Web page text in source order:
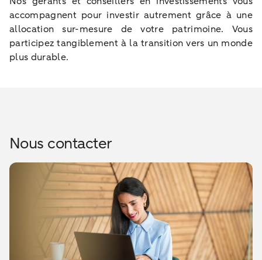
accompagnent pour investir autrement grâce à une
allocation sur-mesure de votre patrimoine. Vous
participez tangiblement à la transition vers un monde
plus durable.
Nous contacter